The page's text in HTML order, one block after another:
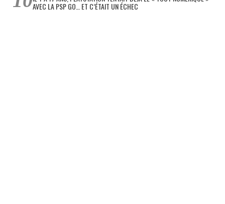
AVEC LA PSP GO… ET C’ÉTAIT UN ÉCHEC